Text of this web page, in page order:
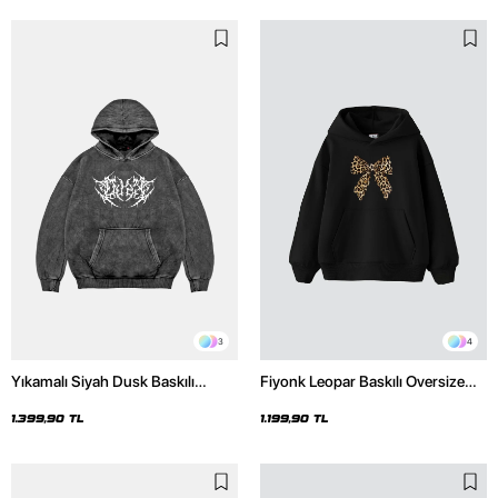
3
Yıkamalı Siyah Dusk Baskılı
1.399,90 TL
4
Fiyonk Leopar Baskılı Oversize
1.199,90 TL